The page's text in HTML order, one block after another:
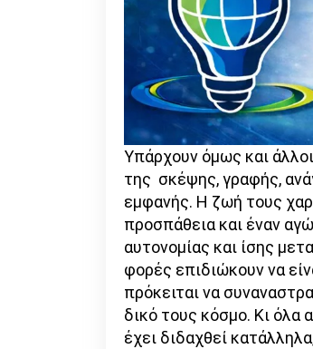
Υπάρχουν όμως και
της σκέψης, γραφής,
εμφανής. Η ζωή τους
προσπάθεια και έναν
αυτονομίας και ίσης
φορές επιδιώκουν να
πρόκειται να
δικό τους κόσμο. Κι όλα
έχει διδαχθεί